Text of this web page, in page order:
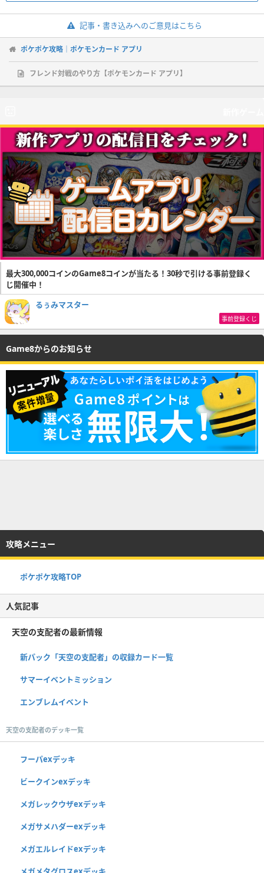
記事・書き込みへのご意見はこちら
ポケポケ攻略｜ポケモンカード アプリ
フレンド対戦のやり方【ポケモンカード アプリ】
最大300,000コインのGame8コインが当たる！30秒で引ける事前登録く
じ開催中！
るぅみマスター
事前登録くじ
Game8からのお知らせ
攻略メニュー
ポケポケ攻略TOP
人気記事
天空の支配者の最新情報
新パック「天空の支配者」の収録カード一覧
サマーイベントミッション
エンブレムイベント
天空の支配者のデッキ一覧
フーパexデッキ
ビークインexデッキ
メガレックウザexデッキ
メガサメハダーexデッキ
メガエルレイドexデッキ